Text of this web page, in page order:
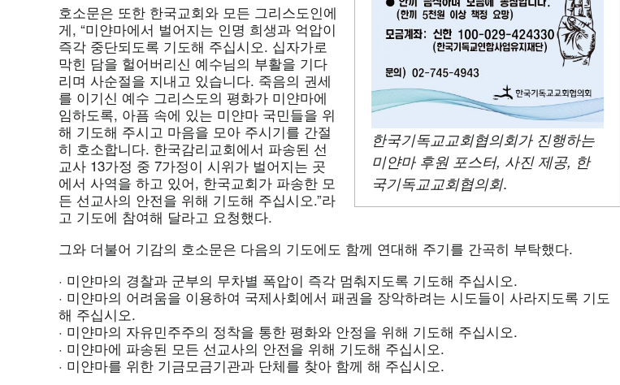
한국기독교교회협의회가 진행하는
미얀마 후원 포스터, 사진 제공, 한
국기독교교회협의회.
호소문은 또한 한국교회와 모든 그리스도인에
게, “미얀마에서 벌어지는 인명 희생과 억압이
즉각 중단되도록 기도해 주십시오. 십자가로
막힌 담을 헐어버리신 예수님의 부활을 기다
리며 사순절을 지내고 있습니다. 죽음의 권세
를 이기신 예수 그리스도의 평화가 미얀마에
임하도록, 아픔 속에 있는 미얀마 국민들을 위
해 기도해 주시고 마음을 모아 주시기를 간절
히 호소합니다. 한국감리교회에서 파송된 선
교사 13가정 중 7가정이 시위가 벌어지는 곳
에서 사역을 하고 있어, 한국교회가 파송한 모
든 선교사의 안전을 위해 기도해 주십시오.”라
고 기도에 참여해 달라고 요청했다.
그와 더불어 기감의 호소문은 다음의 기도에도 함께 연대해 주기를 간곡히 부탁했다.
· 미얀마의 경찰과 군부의 무차별 폭압이 즉각 멈춰지도록 기도해 주십시오.
· 미얀마의 어려움을 이용하여 국제사회에서 패권을 장악하려는 시도들이 사라지도록 기도
해 주십시오.
· 미얀마의 자유민주주의 정착을 통한 평화와 안정을 위해 기도해 주십시오.
· 미얀마에 파송된 모든 선교사의 안전을 위해 기도해 주십시오.
· 미얀마를 위한 기금모금기관과 단체를 찾아 함께 해 주십시오.